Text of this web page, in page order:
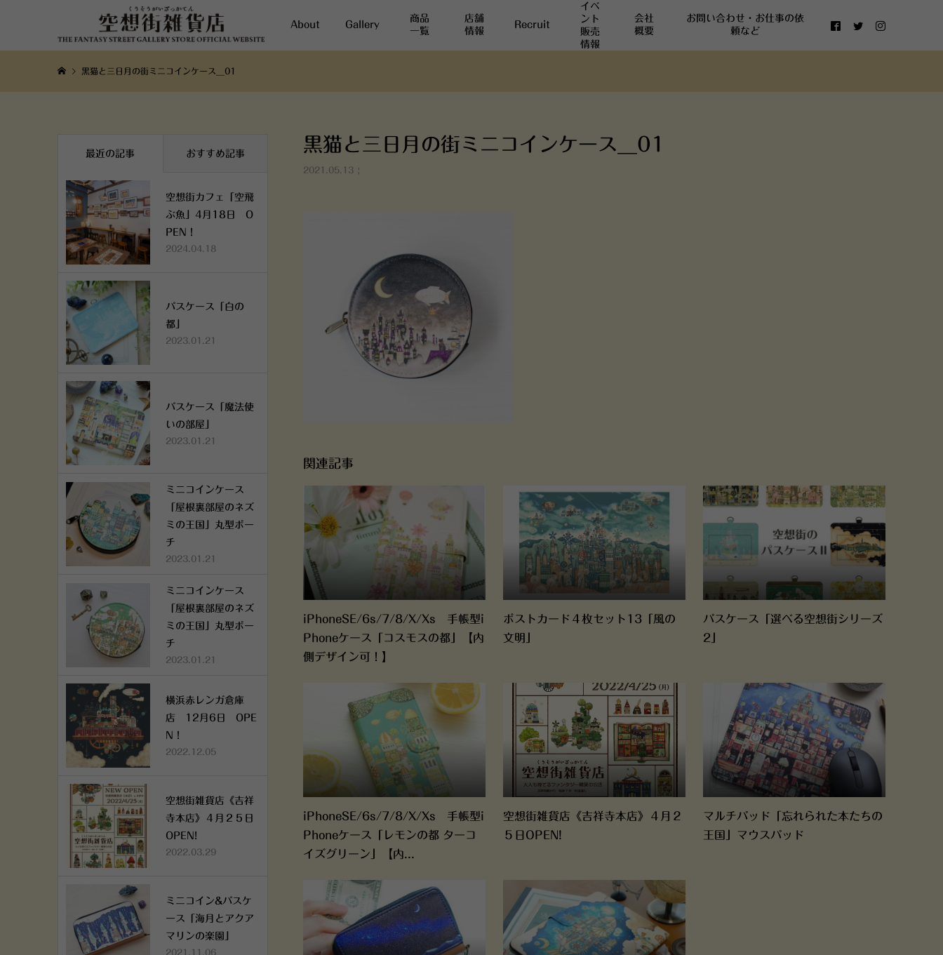
About Gallery
商品
一覧
店舗
情報
Recruit
イベ
ント
販売
情報
会社
概要
お問い合わせ・お仕事の依
頼など
黒猫と三日月の街ミニコインケース__01
黒猫と三日月の街ミニコインケース__01
2021.05.13
関連記事
iPhoneSE/6s/7/8/X/Xs 手帳型i
Phoneケース「コスモスの都」【内
側デザイン可！】
ポストカード４枚セット13「風の
文明」
パスケース「選べる空想街シリーズ
2」
iPhoneSE/6s/7/8/X/Xs 手帳型i
Phoneケース「レモンの都 ターコ
イズグリーン」【内...
空想街雑貨店《吉祥寺本店》４月２
５日OPEN!
マルチパッド「忘れられた本たちの
王国」マウスパッド
最近の記事 おすすめ記事
空想街カフェ「空飛
ぶ魚」4月18日 O
PEN！
2024.04.18
パスケース「白の
都」
2023.01.21
パスケース「魔法使
いの部屋」
2023.01.21
ミニコインケース
「屋根裏部屋のネズ
ミの王国」丸型ポー
チ
2023.01.21
ミニコインケース
「屋根裏部屋のネズ
ミの王国」丸型ポー
チ
2023.01.21
横浜赤レンガ倉庫
店 12月6日 OPE
N！
2022.12.05
空想街雑貨店《吉祥
寺本店》４月２５日
OPEN!
2022.03.29
ミニコイン&パスケ
ース「海月とアクア
マリンの楽園」
2021.11.06